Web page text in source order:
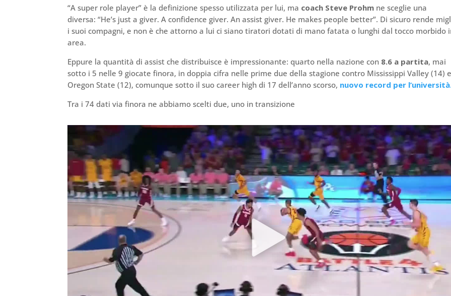
“A super role player” è la definizione spesso utilizzata per lui, ma coach Steve Prohm ne sceglie una
diversa: “He’s just a giver. A confidence giver. An assist giver. He makes people better”. Di sicuro rende
i suoi compagni, e non è che attorno a lui ci siano tiratori dotati di mano fatata o lunghi dal tocco morbido
area.
Eppure la quantità di assist che distribuisce è impressionante: quarto nella nazione con 8.6 a partita, mai
sotto i 5 nelle 9 giocate finora, in doppia cifra nelle prime due della stagione contro Mississippi Valley (14)
Oregon State (12), comunque sotto il suo career high di 17 dell’anno scorso, nuovo record per
Tra i 74 dati via finora ne abbiamo scelti due, uno in transizione